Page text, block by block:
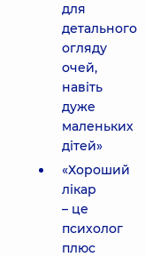
для
детального
огляду
очей,
навіть
дуже
маленьких
дітей»
«Хороший
лікар
– це
психолог
плюс